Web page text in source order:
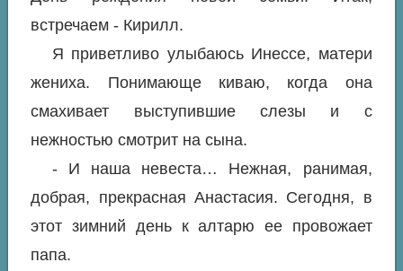
встречаем - Кирилл.
Я приветливо улыбаюсь Инессе, матери
жениха. Понимающе киваю, когда она
смахивает выступившие слезы и с
нежностью смотрит на сына.
- И наша невеста… Нежная, ранимая,
добрая, прекрасная Анастасия. Сегодня, в
этот зимний день к алтарю ее провожает
папа.